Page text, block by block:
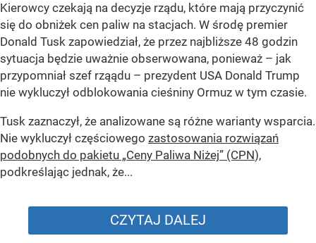
Kierowcy czekają na decyzje rządu, które mają przyczynić
się do obniżek cen paliw na stacjach. W środę premier
Donald Tusk zapowiedział, że przez najbliższe 48 godzin
sytuacja będzie uważnie obserwowana, ponieważ – jak
przypomniał szef rząądu – prezydent USA Donald Trump
nie wykluczył odblokowania cieśniny Ormuz w tym czasie.
Tusk zaznaczył, że analizowane są różne warianty wsparcia.
Nie wykluczył częściowego zastosowania rozwiązań
podobnych do pakietu „Ceny Paliwa Niżej” (CPN),
podkreślając jednak, że...
CZYTAJ DALEJ